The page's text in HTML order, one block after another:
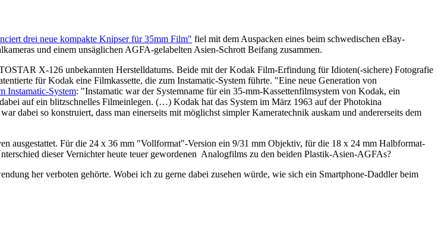
drei neue kompakte Knipser für 35mm Film" fiel mit dem Auspacken eines beim schwedischen eBay-
und einem unsäglichen AGFA-gelabelten Asien-Schrott Beifang zusammen.
X-126 unbekannten Herstelldatums. Beide mit der Kodak Film-Erfindung für Idioten(-sichere) Fotografie
für Kodak eine Filmkassette, die zum Instamatic-System führte. "Eine neue Generation von
Instamatic-System: "Instamatic war der Systemname für ein 35-mm-Kassettenfilmsystem von Kodak, ein
auf ein blitzschnelles Filmeinlegen. (…) Kodak hat das System im März 1963 auf der Photokina
so konstruiert, dass man einerseits mit möglichst simpler Kameratechnik auskam und andererseits dem
Für die 24 x 36 mm "Vollformat"-Version ein 9/31 mm Objektiv, für die 18 x 24 mm Halbformat-
dieser Vernichter heute teuer gewordenen Analogfilms zu den beiden Plastik-Asien-AGFAs?
her verboten gehörte. Wobei ich zu gerne dabei zusehen würde, wie sich ein Smartphone-Daddler beim